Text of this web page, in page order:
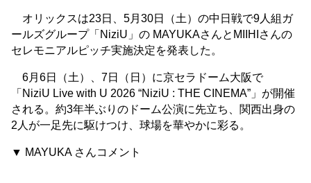
オリックスは23日、5月30日（土）の中日戦で9人組ガ
ールズグループ「NiziU」の MAYUKAさんとMIIHIさんの
セレモニアルピッチ実施決定を発表した。
6月6日（土）、7日（日）に京セラドーム大阪で
「NiziU Live with U 2026 “NiziU : THE CINEMA”」が開催
される。約3年半ぶりのドーム公演に先立ち、関西出身の
2人が一足先に駆けつけ、球場を華やかに彩る。
▼ MAYUKA さんコメント